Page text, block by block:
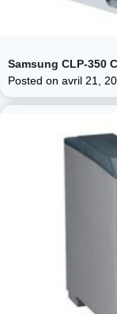
Samsung CLP-350
Posted on avril 21,